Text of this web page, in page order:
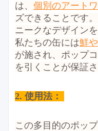
は、 個別のアート
ズできることです
ニークなデザイン
私たちの缶には鮮
が施され、ポップ
を引くことが保証さ
2. 使用法：
この多目的のポッ